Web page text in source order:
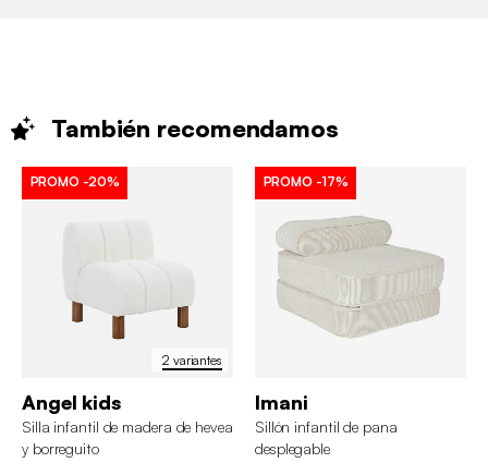
También recomendamos
2 variantes
PROMO -20%
Angel kids
Silla infantil de madera de hevea
y borreguito
PROMO -17%
Imani
Sillón infantil de pana
desplegable